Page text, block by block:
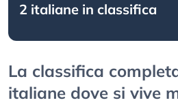
2 italiane in classifica
La classifica
italiane dove si vive